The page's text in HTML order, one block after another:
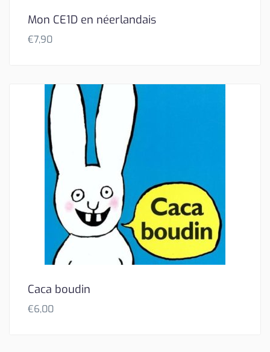
Mon CE1D en néerlandais
€7,90
Caca boudin
€6,00